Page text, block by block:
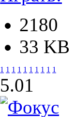
2180
33 KB
1 1 1 1 1 1 1 1 1 1
5.01